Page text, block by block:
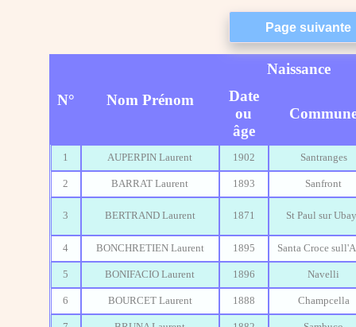
N° Nom Prénom
Naissance
Date
ou
âge
1 AUPERPIN Laurent 1902 Santranges
2 BARRAT Laurent 1893 Sanfront
3 BERTRAND Laurent 1871 St Paul sur
4 BONCHRETIEN Laurent 1895 Santa Croce
5 BONIFACIO Laurent 1896 Navelli
6 BOURCET Laurent 1888 Champcella